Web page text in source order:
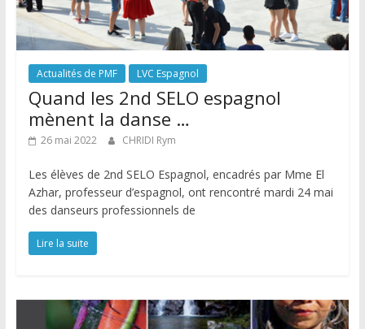
Actualités de PMF LVC Espagnol
Quand les 2nd SELO espagnol
mènent la danse …
26 mai 2022 CHRIDI Rym
Les élèves de 2nd SELO Espagnol, encadrés par Mme El
Azhar, professeur d’espagnol, ont rencontré mardi 24 mai
des danseurs professionnels de
Lire la suite